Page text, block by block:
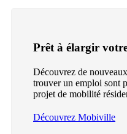
Prêt à élargir
Découvrez de
trouver un emploi sont
projet de mobilité
Découvrez Mobiville